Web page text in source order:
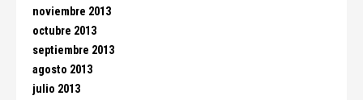
noviembre 2013
octubre 2013
septiembre 2013
agosto 2013
julio 2013